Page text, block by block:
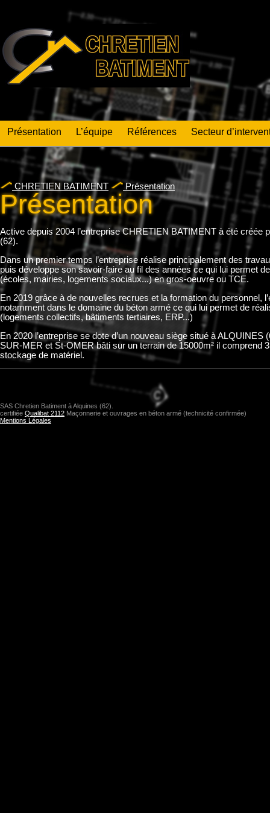
Présentation L’équipe Références Secteur
CHRETIEN BATIMENT Présentation
Présentation
Active depuis 2004 l’entreprise CHRETIEN BATIMENT à été
(62).
Dans un premier temps l’entreprise réalise principalement des
puis développe son savoir-faire au fil des années ce qui lui permet
(écoles, mairies, logements sociaux...) en gros-oeuvre ou TCE.
En 2019 grâce à de nouvelles recrues et la formation du personnel,
notamment dans le domaine du béton armé ce qui lui permet de
(logements collectifs, bâtiments tertiaires, ERP...)
En 2020 l’entreprise se dote d’un nouveau siège situé à
SUR-MER et St-OMER bâti sur un terrain de 15000m² il comprend
stockage de matériel.
SAS Chretien Batiment à Alquines (62).
certifiée Qualibat 2112 Maçonnerie et ouvrages en béton armé (technicité confirmée)
Mentions Légales